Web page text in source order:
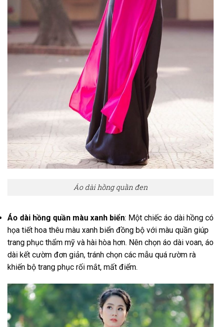
Áo dài hồng quần đen
Áo dài hồng quần màu xanh biển: Một chiếc áo dài hồng có
họa tiết hoa thêu màu xanh biển đồng bộ với màu quần giúp
trang phục thẩm mỹ và hài hòa hơn. Nên chọn áo dài voan, áo
dài kết cườm đơn giản, tránh chọn các mẫu quá rườm rà
khiến bộ trang phục rối mắt, mất điểm.